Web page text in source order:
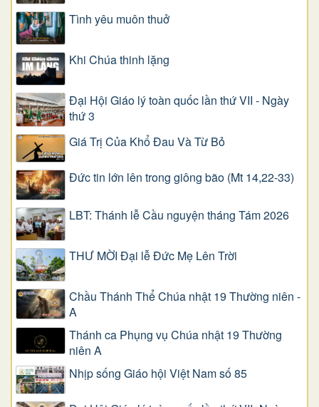
Tình yêu muôn thuở
Khi Chúa thinh lặng
Đại Hội Giáo lý toàn quốc lần thứ VII - Ngày
thứ 3
Giá Trị Của Khổ Ðau Và Từ Bỏ
Đức tin lớn lên trong giông bão (Mt 14,22-33)
LBT: Thánh lễ Cầu nguyện tháng Tám 2026
THƯ MỜI Đại lễ Đức Mẹ Lên Trời
Chầu Thánh Thể Chúa nhật 19 Thường niên -
A
Thánh ca Phụng vụ Chúa nhật 19 Thường
niên A
Nhịp sống Giáo hội Việt Nam số 85